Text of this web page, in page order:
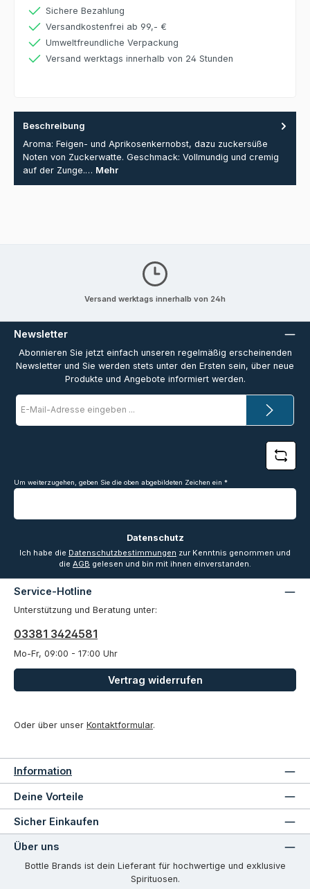
Sichere Bezahlung
Versandkostenfrei ab 99,- €
Umweltfreundliche Verpackung
Versand werktags innerhalb von 24 Stunden
Beschreibung
Aroma: Feigen- und Aprikosenkernobst, dazu zuckersüße
Noten von Zuckerwatte. Geschmack: Vollmundig und cremig
auf der Zunge.… Mehr
Versand werktags innerhalb von 24h
Newsletter
Abonnieren Sie jetzt einfach unseren regelmäßig erscheinenden
Newsletter und Sie werden stets unter den Ersten sein, über neue
Produkte und Angebote informiert werden.
E-
Mail-
*
Um weiterzugehen, geben Sie die oben abgebildeten Zeichen ein *
Datenschutz
Ich habe die Datenschutzbestimmungen zur Kenntnis genommen und
die AGB gelesen und bin mit ihnen einverstanden.
Service-Hotline
Unterstützung und Beratung unter:
03381 3424581
Mo-Fr, 09:00 - 17:00 Uhr
Vertrag widerrufen
Oder über unser Kontaktformular.
Information
Deine Vorteile
Sicher Einkaufen
Über uns
Bottle Brands ist dein Lieferant für hochwertige und exklusive
Spirituosen.